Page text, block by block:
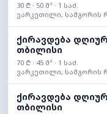
30 ₾ · 50 მ² · 1 საძ.
ვარკეთილი, სამგორის
ქირავდება
თბილისი
70 ₾ · 45 მ² · 1 საძ.
ვარკეთილი, სამგორის
ქირავდება
თბილისი